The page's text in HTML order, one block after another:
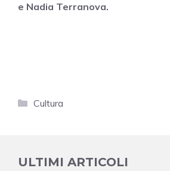
e Nadia Terranova.
Categorie
Cultura
ULTIMI ARTICOLI